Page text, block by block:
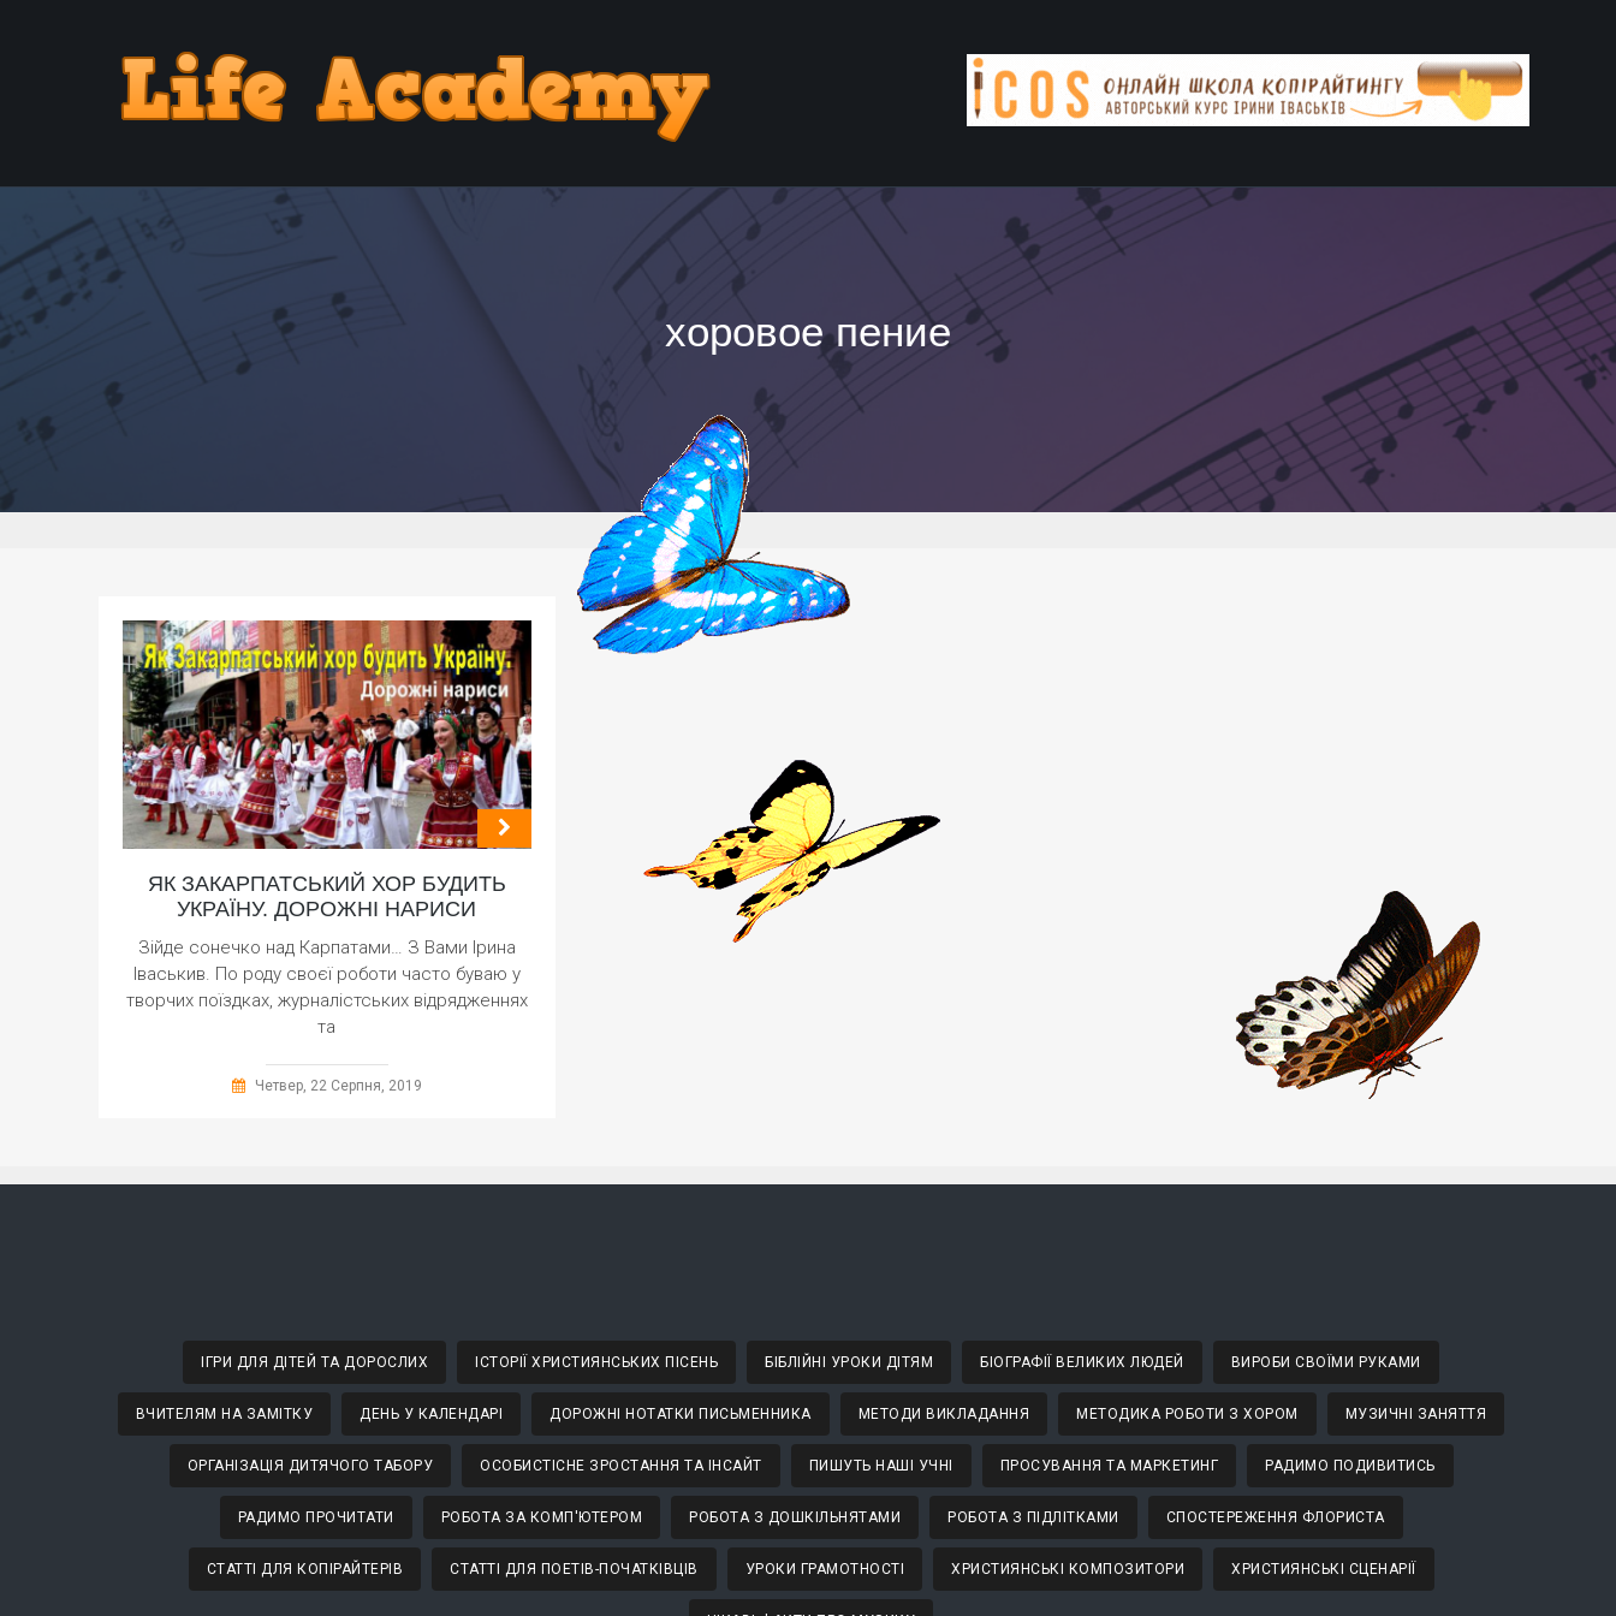
хоровое пение
ЯК ЗАКАРПАТСЬКИЙ ХОР БУДИТЬ
УКРАЇНУ. ДОРОЖНІ НАРИСИ
Зійде сонечко над Карпатами… З Вами Ірина
Іваськив. По роду своєї роботи часто буваю у
творчих поїздках, журналістських відрядженнях
та
Четвер, 22 Серпня, 2019
ІГРИ ДЛЯ ДІТЕЙ ТА ДОРОСЛИХ ІСТОРІЇ ХРИСТИЯНСЬКИХ ПІСЕНЬ БІБЛІЙНІ УРОКИ ДІТЯМ БІОГРАФІЇ ВЕЛИКИХ ЛЮДЕЙ ВИРОБИ СВОЇМИ РУКАМИ
ВЧИТЕЛЯМ НА ЗАМІТКУ ДЕНЬ У КАЛЕНДАРІ ДОРОЖНІ НОТАТКИ ПИСЬМЕННИКА МЕТОДИ ВИКЛАДАННЯ МЕТОДИКА РОБОТИ З ХОРОМ МУЗИЧНІ ЗАНЯТТЯ
ОРГАНІЗАЦІЯ ДИТЯЧОГО ТАБОРУ ОСОБИСТІСНЕ ЗРОСТАННЯ ТА ІНСАЙТ ПИШУТЬ НАШІ УЧНІ ПРОСУВАННЯ ТА МАРКЕТИНГ РАДИМО ПОДИВИТИСЬ
РАДИМО ПРОЧИТАТИ РОБОТА ЗА КОМП'ЮТЕРОМ РОБОТА З ДОШКІЛЬНЯТАМИ РОБОТА З ПІДЛІТКАМИ СПОСТЕРЕЖЕННЯ ФЛОРИСТА
СТАТТІ ДЛЯ КОПІРАЙТЕРІВ СТАТТІ ДЛЯ ПОЕТІВ-ПОЧАТКІВЦІВ УРОКИ ГРАМОТНОСТІ ХРИСТИЯНСЬКІ КОМПОЗИТОРИ ХРИСТИЯНСЬКІ СЦЕНАРІЇ